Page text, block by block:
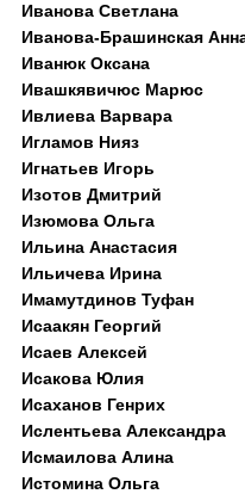
Иванова Светлана
Иванова-Брашинская
Иванюк Оксана
Ивашкявичюс Марюс
Ивлиева Варвара
Игламов Нияз
Игнатьев Игорь
Изотов Дмитрий
Изюмова Ольга
Ильина Анастасия
Ильичева Ирина
Имамутдинов Туфан
Исаакян Георгий
Исаев Алексей
Исакова Юлия
Исаханов Генрих
Ислентьева Александра
Исмаилова Алина
Истомина Ольга